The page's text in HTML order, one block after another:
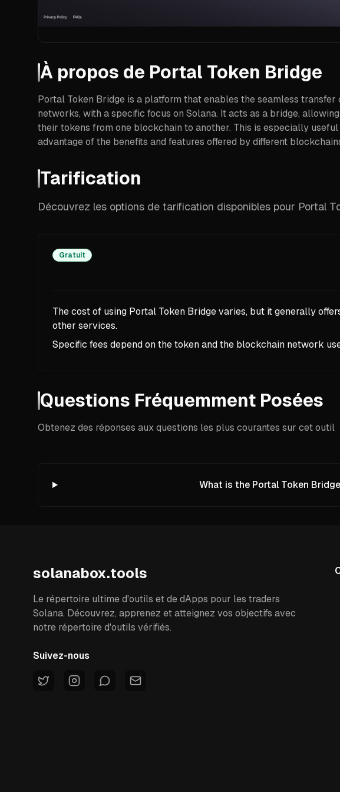
À propos de Portal Token Bridge
Portal Token Bridge is a platform that enables the seamless
networks, with a specific focus on Solana. It acts as a bridge,
their tokens from one blockchain to another. This is especially
advantage of the benefits and features offered by different
Tarification
Découvrez les options de tarification disponibles pour Portal
Gratuit
The cost of using Portal Token Bridge varies, but it generally
other services.
Specific fees depend on the token and the blockchain network
Questions Fréquemment Posées
Obtenez des réponses aux questions les plus courantes sur cet outil
What is the Portal Token
solanabox.tools
Le répertoire ultime d'outils et de dApps pour les traders
Solana. Découvrez, apprenez et atteignez vos objectifs avec
notre répertoire d'outils vérifiés.
Suivez-nous